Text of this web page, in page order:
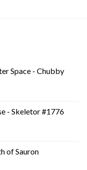
Space - Chubby
- Skeletor #1776
of Sauron